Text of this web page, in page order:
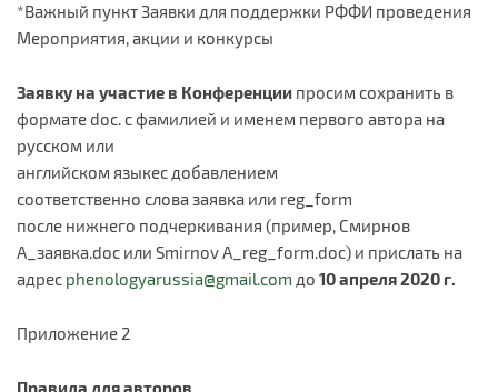
*Важный пункт Заявки для поддержки РФФИ проведения
Мероприятия, акции и конкурсы
Заявку на участие в Конференции просим сохранить в
формате doc. с фамилией и именем первого автора на
русском или
английском языкес добавлением
соответственно слова заявка или reg_form
после нижнего подчеркивания (пример, Смирнов
A_заявка.doc или Smirnov A_reg_form.doc) и прислать на
адрес phenologyarussia@gmail.com до 10 апреля 2020 г.
Приложение 2
Правила для авторов